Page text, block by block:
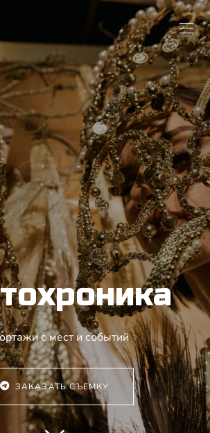
с мест и событий
ЗАКАЗАТЬ СЪЕМКУ